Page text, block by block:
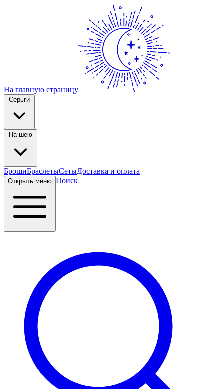
На главную страницу
БрошиБраслетыСетыДоставка и оплата
Открыть меню Поиск